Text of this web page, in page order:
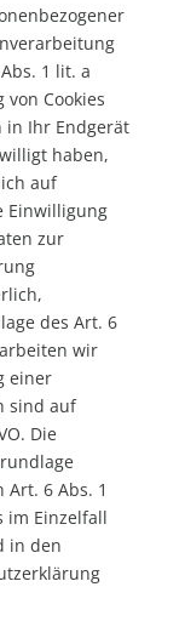
1 lit. a
von Cookies
Ihr Endgerät
haben,
auf
Einwilligung
zur
des Art. 6
wir
einer
sind auf
Die
6 Abs. 1
im Einzelfall
in den